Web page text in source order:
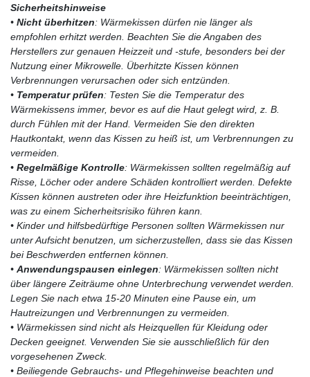
Sicherheitshinweise
• Nicht überhitzen: Wärmekissen dürfen nie länger als
empfohlen erhitzt werden. Beachten Sie die Angaben des
Herstellers zur genauen Heizzeit und -stufe, besonders bei der
Nutzung einer Mikrowelle. Überhitzte Kissen können
Verbrennungen verursachen oder sich entzünden.
• Temperatur prüfen: Testen Sie die Temperatur des
Wärmekissens immer, bevor es auf die Haut gelegt wird, z. B.
durch Fühlen mit der Hand. Vermeiden Sie den direkten
Hautkontakt, wenn das Kissen zu heiß ist, um Verbrennungen zu
vermeiden.
• Regelmäßige Kontrolle: Wärmekissen sollten regelmäßig auf
Risse, Löcher oder andere Schäden kontrolliert werden. Defekte
Kissen können austreten oder ihre Heizfunktion beeinträchtigen,
was zu einem Sicherheitsrisiko führen kann.
• Kinder und hilfsbedürftige Personen sollten Wärmekissen nur
unter Aufsicht benutzen, um sicherzustellen, dass sie das Kissen
bei Beschwerden entfernen können.
• Anwendungspausen einlegen: Wärmekissen sollten nicht
über längere Zeiträume ohne Unterbrechung verwendet werden.
Legen Sie nach etwa 15-20 Minuten eine Pause ein, um
Hautreizungen und Verbrennungen zu vermeiden.
• Wärmekissen sind nicht als Heizquellen für Kleidung oder
Decken geeignet. Verwenden Sie sie ausschließlich für den
vorgesehenen Zweck.
• Beiliegende Gebrauchs- und Pflegehinweise beachten und